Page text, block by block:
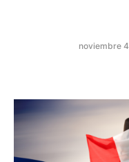
noviembre